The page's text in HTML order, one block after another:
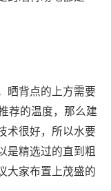
晒背点的上方需要
荐的温度，那么建
术很好，所以水要
是精选过的直到粗
大家布置上茂盛的